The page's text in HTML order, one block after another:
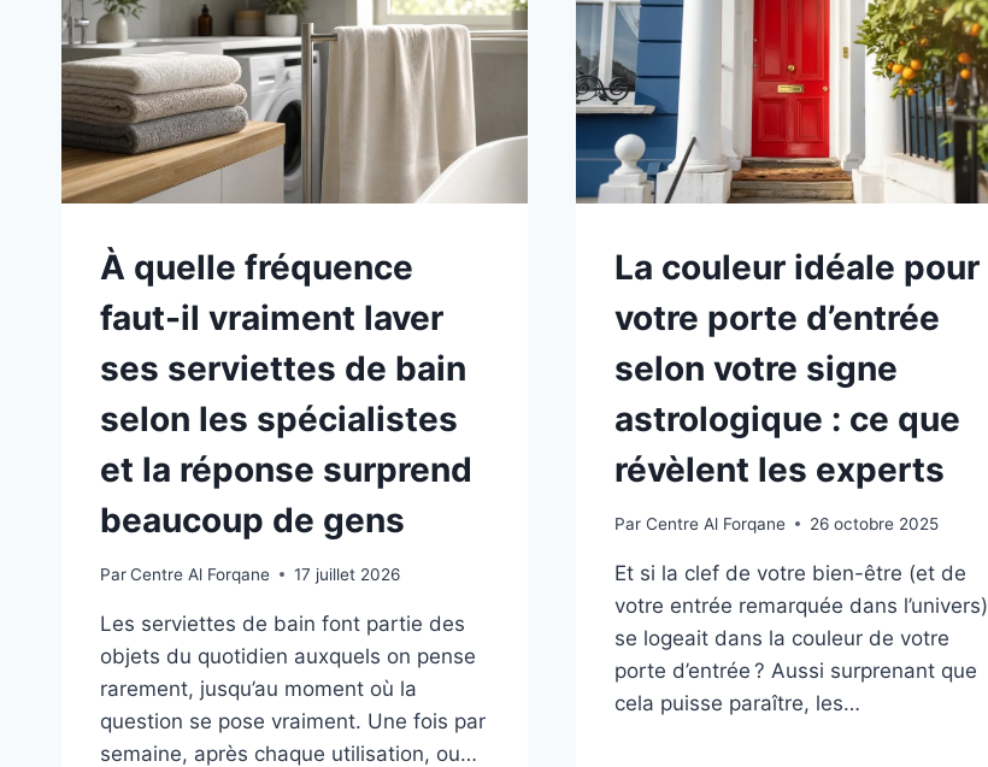
À quelle fréquence
faut-il vraiment laver
ses serviettes de bain
selon les spécialistes
et la réponse surprend
beaucoup de gens
ParCentre Al Forqane 17 juillet 2026
Les serviettes de bain font partie des
objets du quotidien auxquels on pense
rarement, jusqu’au moment où la
question se pose vraiment. Une fois par
semaine, après chaque utilisation, ou…
La couleur idéale pour
votre porte d’entrée
selon votre signe
astrologique : ce que
révèlent les experts
Par Centre Al Forqane 26 octobre 2025
Et si la clef de votre bien-être (et de
votre entrée remarquée dans l’univers)
se logeait dans la couleur de votre
porte d’entrée ? Aussi surprenant que
cela puisse paraître, les…